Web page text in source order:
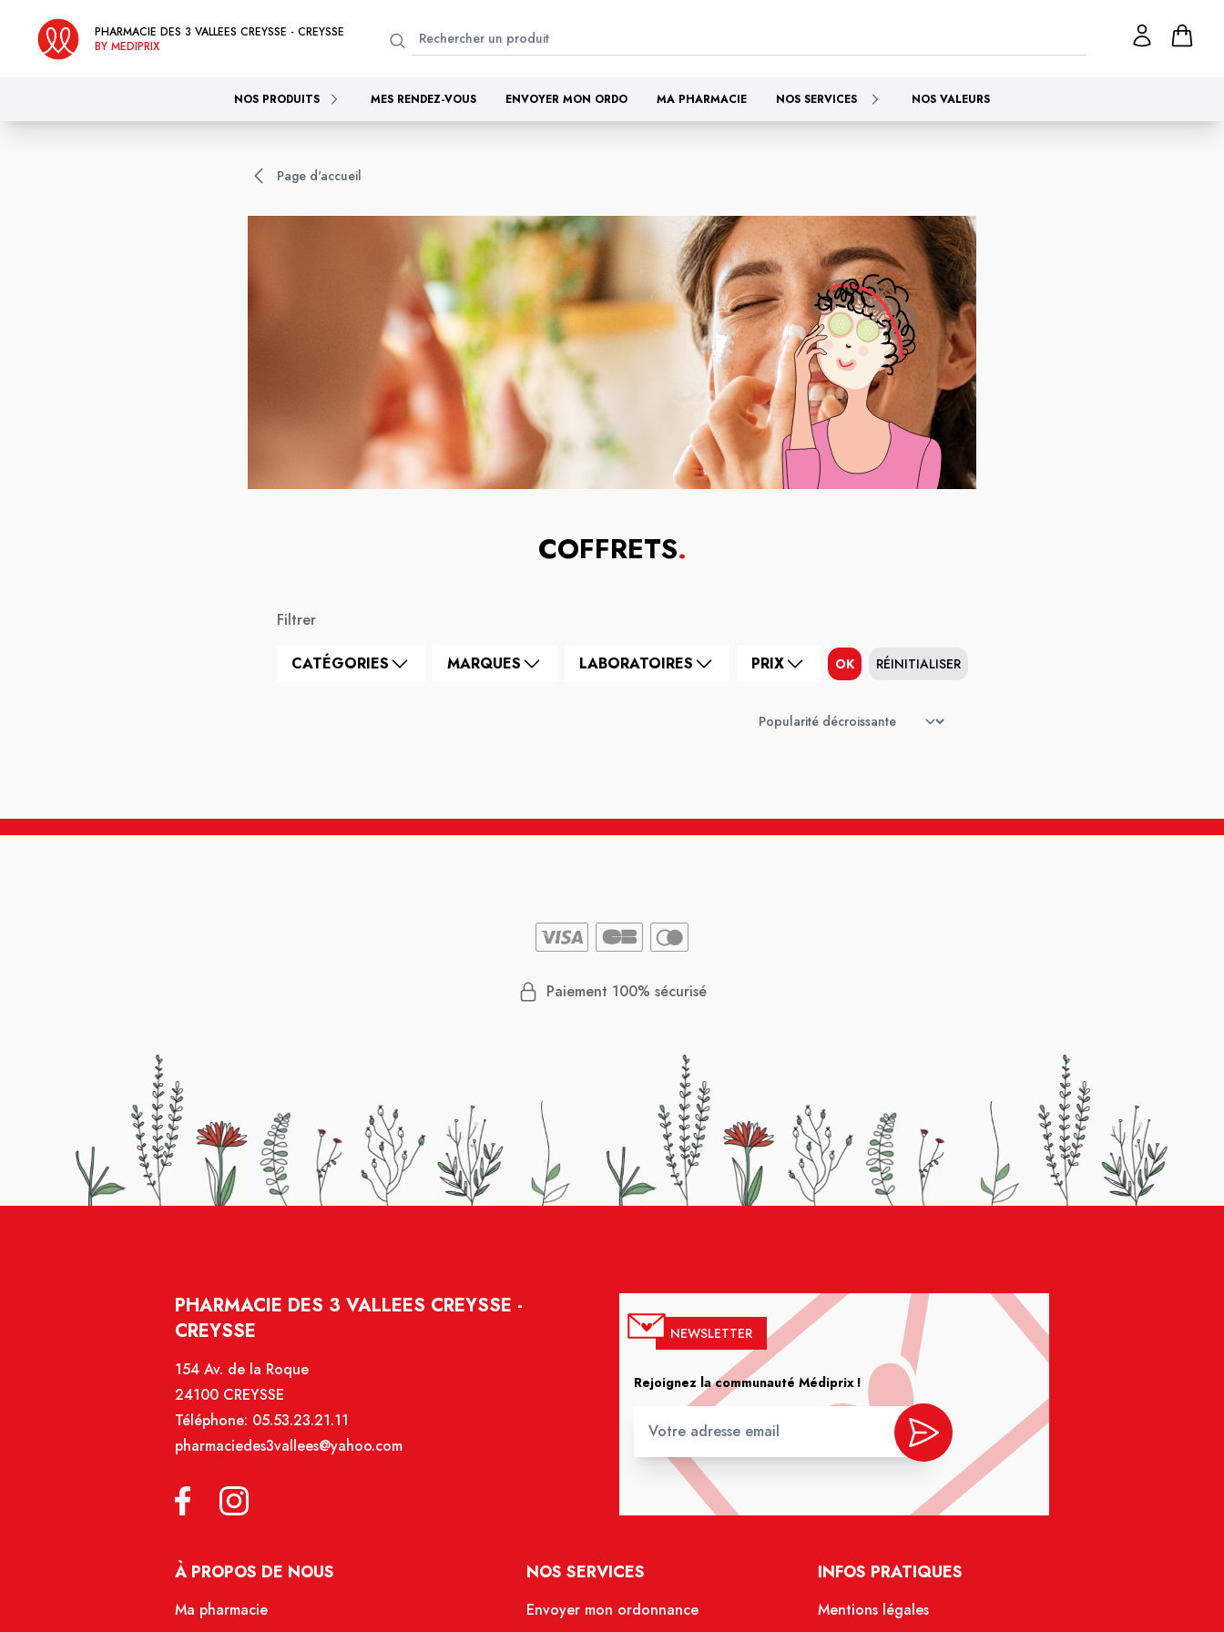
PHARMACIE DES 3 VALLEES CREYSSE - CREYSSE
BY MEDIPRIX
NOS PRODUITS MES RENDEZ-VOUS ENVOYER MON ORDO MA PHARMACIE NOS SERVICES NOS VALEURS
Page d'accueil
COFFRETS.
Filtrer
CATÉGORIES MARQUES LABORATOIRES PRIX OK RÉINITIALISER
Paiement 100% sécurisé
PHARMACIE DES 3 VALLEES CREYSSE -
CREYSSE
154 Av. de la Roque
24100 CREYSSE
Téléphone: 05.53.23.21.11
pharmaciedes3vallees@yahoo.com
NEWSLETTER
Rejoignez la communauté Médiprix !
À PROPOS DE NOUS
Ma pharmacie
NOS SERVICES
Envoyer mon ordonnance
INFOS PRATIQUES
Mentions légales